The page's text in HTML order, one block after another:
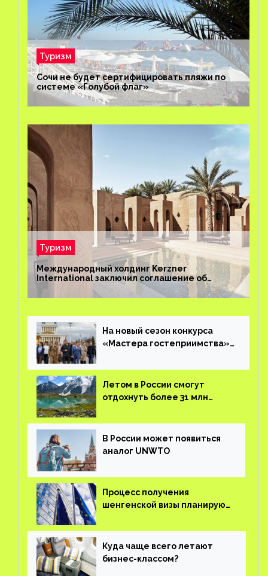
Туризм
Сочи не будет сертифицировать пляжи по
системе «Голубой флаг»
Туризм
Международный холдинг Kerzner
International заключил соглашение об
управлении курортом Bab Al Shams Desert
Resort в Дубае
На новый сезон конкурса
«Мастера гостеприимства»
заявок
Летом в России смогут
отдохнуть более 31 млн
В России может появиться
аналог UNWTO
Процесс получения
шенгенской визы планируют
Куда чаще всего летают
бизнес-классом?